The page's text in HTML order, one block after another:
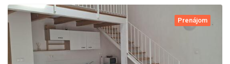
Prenájom